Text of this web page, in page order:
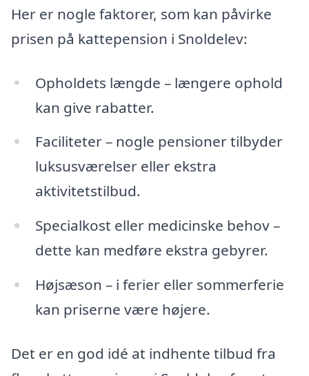
Her er nogle faktorer, som kan påvirke
prisen på kattepension i Snoldelev:
Opholdets længde – længere ophold
kan give rabatter.
Faciliteter – nogle pensioner tilbyder
luksusværelser eller ekstra
aktivitetstilbud.
Specialkost eller medicinske behov –
dette kan medføre ekstra gebyrer.
Højsæson – i ferier eller sommerferie
kan priserne være højere.
Det er en god idé at indhente tilbud fra